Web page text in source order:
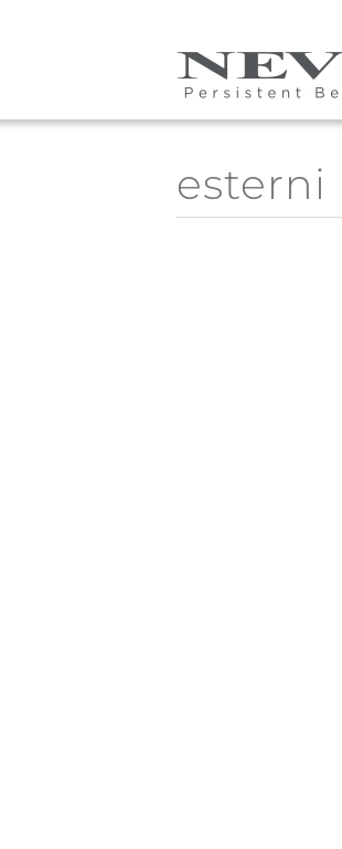
Skip to main content
esterni